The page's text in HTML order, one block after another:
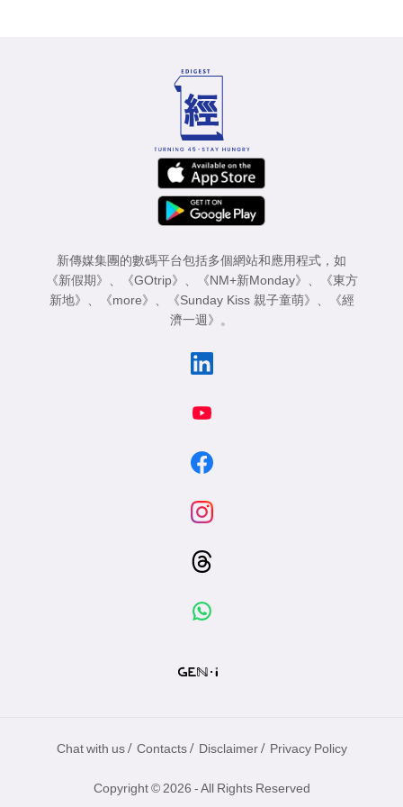
新傳媒集團的數碼平台包括多個網站和應用程式，如
《新假期》
《GOtrip》 《NM+新Monday》
《東方
新地》
《more》 《Sunday Kiss 親子童萌》
《經
濟一週》
。
Chat with us / Contacts / Disclaimer / Privacy Policy
Copyright © 2026 - All Rights Reserved